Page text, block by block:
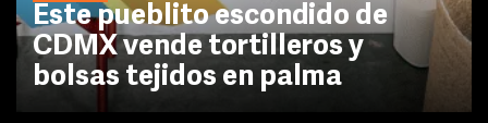
Este pueblito escondido de
CDMX vende tortilleros y
bolsas tejidos en palma